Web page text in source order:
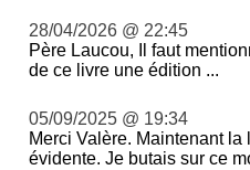
28/04/2026 @ 22:45
Père Laucou, Il faut
de ce livre une édition ...
05/09/2025 @ 19:34
Merci Valère. Maintenant la
évidente. Je butais sur ce